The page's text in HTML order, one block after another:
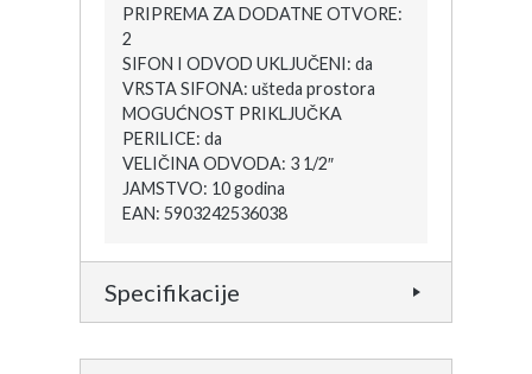
PRIPREMA ZA DODATNE OTVORE:
2
SIFON I ODVOD UKLJUČENI: da
VRSTA SIFONA: ušteda prostora
MOGUĆNOST PRIKLJUČKA
PERILICE: da
VELIČINA ODVODA: 3 1/2″
JAMSTVO: 10 godina
EAN: 5903242536038
Specifikacije